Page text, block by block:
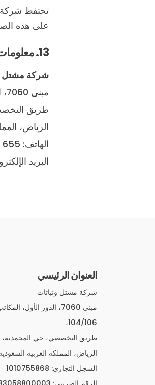
تحتفظ شركة
على هذه
13. معلومات التواصل
شركة مشتل
مبنى 7060، الدور الأول، المكاتب 104/106
طريق
الرياض،
الهاتف: 655
البريد
العنوان الرئيسي
شركة مشتل ونباتات
مبنى 7060، الدور الأول،
104/106،
طريق التخصصي، حي المحمدية،
الرياض، المملكة العربية
السجل التجاري: 1010755868